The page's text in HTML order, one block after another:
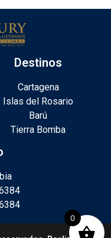
Destinos
Cartagena
Islas del Rosario
Barú
Tierra Bomba
0